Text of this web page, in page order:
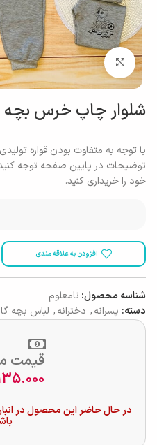
بزرگنمایی تصویر
شلوار چاپ خرس بچه
با توجه به متفاوت بودن قواره
توضیحات در پایین صفحه توجه
خود را خریداری کنید.
افزودن به علاقه مندی
شناسه محصول: نامعلوم
دسته: پسرانه, دخترانه, لباس بچه
قیمت
در حال حاضر این محصول در